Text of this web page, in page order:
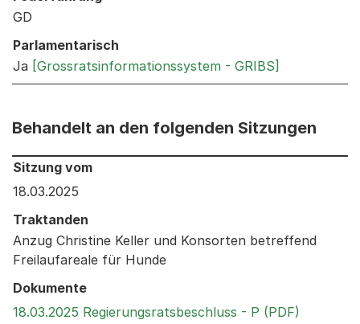
GD
Parlamentarisch
Ja [Grossratsinformationssystem - GRIBS]
Behandelt an den folgenden Sitzungen
Behandelt an den folgenden Sitzungen: Informationen
Sitzung vom
18.03.2025
Traktanden
Anzug Christine Keller und Konsorten betreffend
Freilaufareale für Hunde
Dokumente
18.03.2025 Regierungsratsbeschluss - P (PDF)